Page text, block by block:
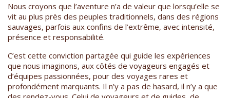
Nous croyons que l’aventure n’a de valeur que lorsqu’elle se
vit au plus près des peuples traditionnels, dans des régions
sauvages, parfois aux confins de l’extrême, avec intensité,
présence et responsabilité.
C’est cette conviction partagée qui guide les expériences
que nous imaginons, aux côtés de voyageurs engagés et
d’équipes passionnées, pour des voyages rares et
profondément marquants. Il n’y a pas de hasard, il n’y a que